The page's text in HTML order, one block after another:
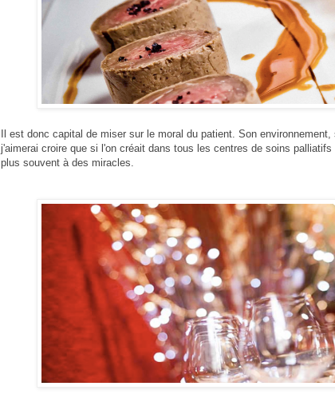
Il est donc capital de miser sur le moral du patient. Son
j'aimerai croire que si l'on créait dans tous les centres de soins
plus souvent à des miracles.